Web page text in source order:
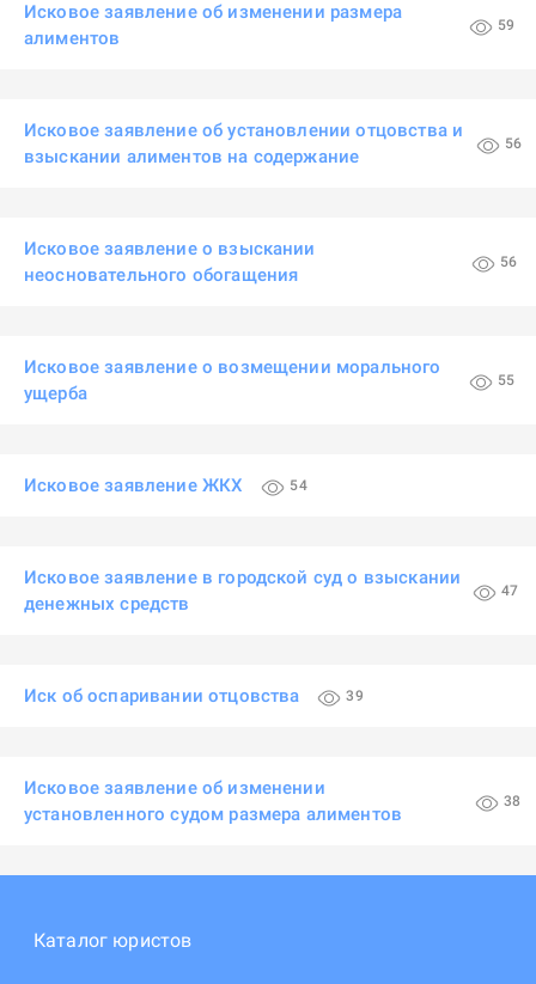
Исковое заявление об изменении размера
алиментов
59
Исковое заявление об установлении отцовства и
взыскании алиментов на содержание
56
Исковое заявление о взыскании
неосновательного обогащения
56
Исковое заявление о возмещении морального
ущерба
55
Исковое заявление ЖКХ 54
Исковое заявление в городской суд о взыскании
денежных средств
47
Иск об оспаривании отцовства 39
Исковое заявление об изменении
установленного судом размера алиментов
38
Каталог юристов